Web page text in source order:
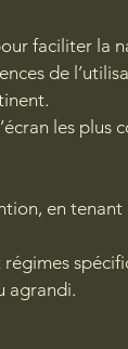
faciliter la
de
les plus
en
agrandi.